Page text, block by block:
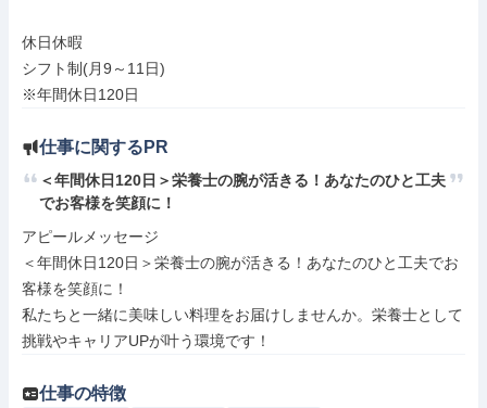
休日休暇
シフト制(月9～11日)
※年間休日120日
仕事に関するPR
＜年間休日120日＞栄養士の腕が活きる！あなたのひと工夫
でお客様を笑顔に！
アピールメッセージ
＜年間休日120日＞栄養士の腕が活きる！あなたのひと工夫でお
客様を笑顔に！
私たちと一緒に美味しい料理をお届けしませんか。栄養士として
挑戦やキャリアUPが叶う環境です！
仕事の特徴